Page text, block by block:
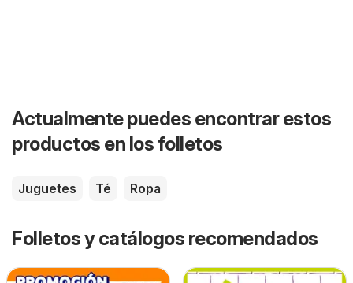
Actualmente puedes encontrar estos
productos en los folletos
Juguetes Té Ropa
Folletos y catálogos recomendados